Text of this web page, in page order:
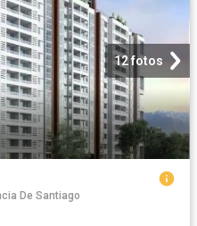
12 fotos
De Santiago